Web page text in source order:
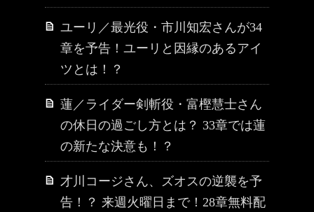
ユーリ／最光役・市川知宏さんが34
章を予告！ユーリと因縁のあるアイ
ツとは！？
蓮／ライダー剣斬役・富樫慧士さん
の休日の過ごし方とは？ 33章では蓮
の新たな決意も！？
才川コージさん、ズオスの逆襲を予
告！？ 来週火曜日まで！28章無料配